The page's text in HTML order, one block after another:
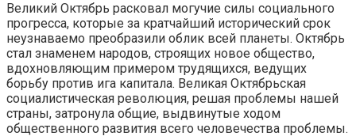
Великий Октябрь расковал могучие силы социального
прогресса, которые за кратчайший исторический срок
неузнаваемо преобразили облик всей планеты. Октябрь
стал знаменем народов, строящих новое общество,
вдохновляющим примером трудящихся, ведущих
борьбу против ига капитала. Великая Октябрьская
социалистическая революция, решая проблемы нашей
страны, затронула общие, выдвинутые ходом
общественного развития всего человечества проблемы.